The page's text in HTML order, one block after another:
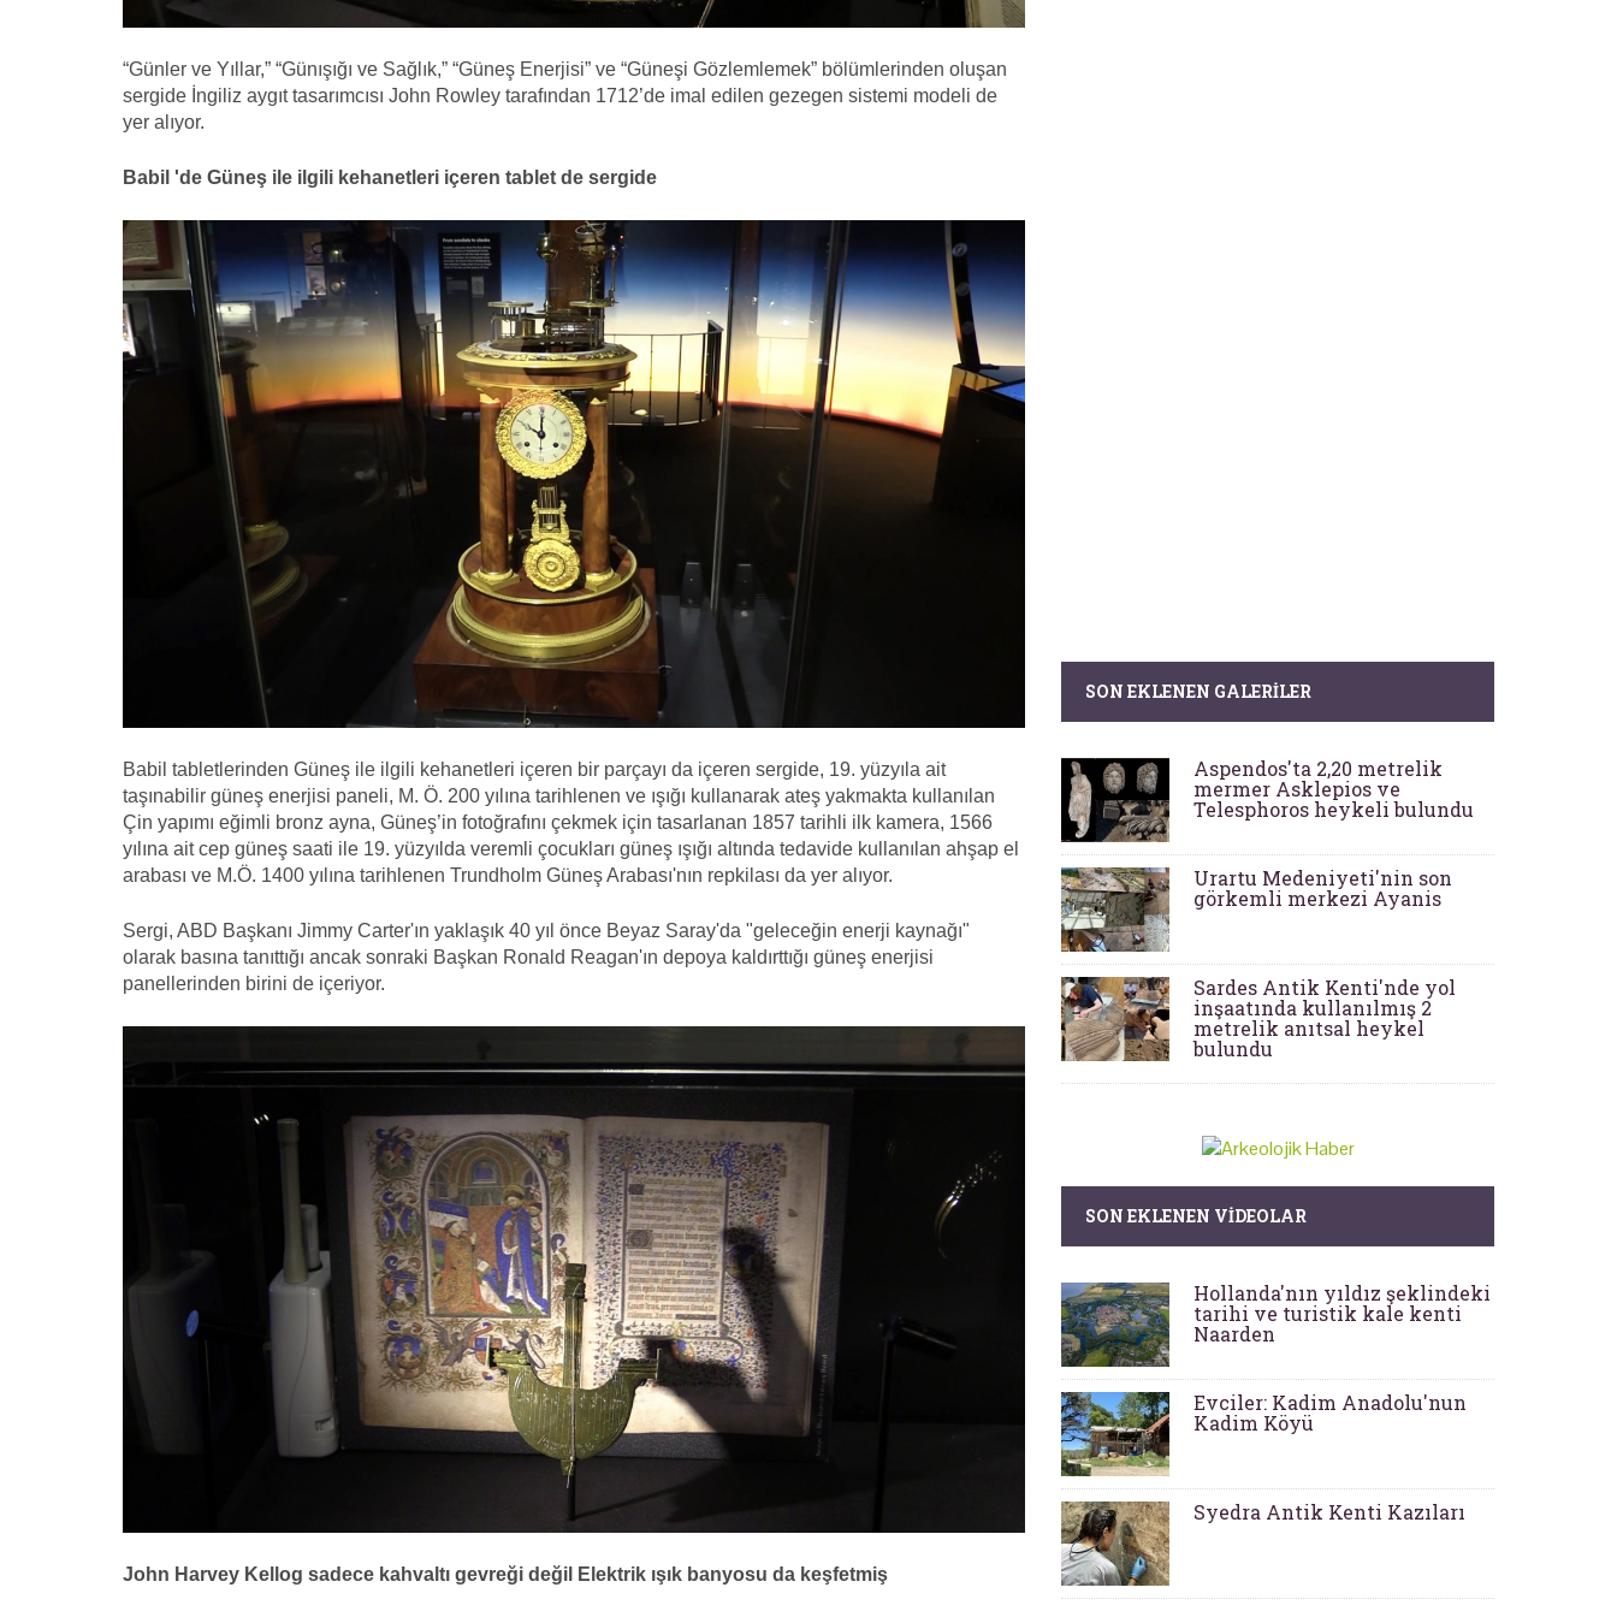
“Günler ve Yıllar,” “Günışığı ve Sağlık,” “Güneş Enerjisi” ve “Güneşi Gözlemlemek” bölümlerinden oluşan
sergide İngiliz aygıt tasarımcısı John Rowley tarafından 1712’de imal edilen gezegen sistemi modeli de
yer alıyor.
Babil 'de Güneş ile ilgili kehanetleri içeren tablet de sergide
Babil tabletlerinden Güneş ile ilgili kehanetleri içeren bir parçayı da içeren sergide, 19. yüzyıla ait
taşınabilir güneş enerjisi paneli, M. Ö. 200 yılına tarihlenen ve ışığı kullanarak ateş yakmakta kullanılan
Çin yapımı eğimli bronz ayna, Güneş’in fotoğrafını çekmek için tasarlanan 1857 tarihli ilk kamera, 1566
yılına ait cep güneş saati ile 19. yüzyılda veremli çocukları güneş ışığı altında tedavide kullanılan ahşap el
arabası ve M.Ö. 1400 yılına tarihlenen Trundholm Güneş Arabası'nın repkilası da yer alıyor.
Sergi, ABD Başkanı Jimmy Carter'ın yaklaşık 40 yıl önce Beyaz Saray'da "geleceğin enerji kaynağı"
olarak basına tanıttığı ancak sonraki Başkan Ronald Reagan'ın depoya kaldırttığı güneş enerjisi
panellerinden birini de içeriyor.
John Harvey Kellog sadece kahvaltı gevreği değil Elektrik ışık banyosu da keşfetmiş
SON EKLENEN GALERILER
Aspendos'ta 2,20 metrelik
mermer Asklepios ve
Telesphoros heykeli bulundu
Urartu Medeniyeti'nin son
görkemli merkezi Ayanis
Sardes Antik Kenti'nde yol
inşaatında kullanılmış 2
metrelik anıtsal heykel
bulundu
SON EKLENEN VIDEOLAR
Hollanda'nın yıldız şeklindeki
tarihi ve turistik kale kenti
Naarden
Evciler: Kadim Anadolu'nun
Kadim Köyü
Syedra Antik Kenti Kazıları